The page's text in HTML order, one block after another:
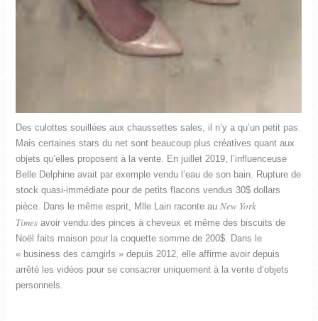
Des culottes souillées aux chaussettes sales, il n’y a qu’un petit pas.
Mais certaines stars du net sont beaucoup plus créatives quant aux
objets qu’elles proposent à la vente. En juillet 2019, l’influenceuse
Belle Delphine avait par exemple vendu l’eau de son bain. Rupture de
stock quasi-immédiate pour de petits flacons vendus 30$ dollars
pièce. Dans le même esprit, Mlle Lain raconte au New York
Timesavoir vendu des pinces à cheveux et même des biscuits de
Noël faits maison pour la coquette somme de 200$. Dans le
« business des camgirls » depuis 2012, elle affirme avoir depuis
arrêté les vidéos pour se consacrer uniquement à la vente d’objets
personnels.